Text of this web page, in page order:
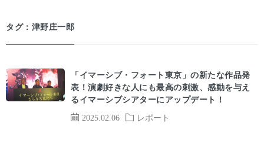
タグ：津野庄一郎
2025.02.06 レポート
「イマーシブ・フォート東京」の新たな作品発
表！演劇好きな人にも最高の刺激、感動を与え
るイマーシブシアターにアップデート！